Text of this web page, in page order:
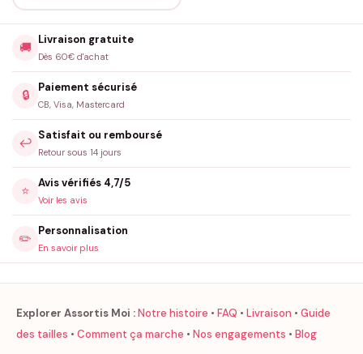
🚚
Livraison gratuite
Dès 60€ d'achat
🔒
Paiement sécurisé
CB, Visa, Mastercard
↩️
Satisfait ou remboursé
Retour sous 14 jours
⭐
Avis vérifiés 4,7/5
Voir les avis
✏️
Personnalisation
En savoir plus
Explorer Assortis Moi :Notre histoire • FAQ • Livraison • Guide
des tailles • Comment ça marche • Nos engagements • Blog